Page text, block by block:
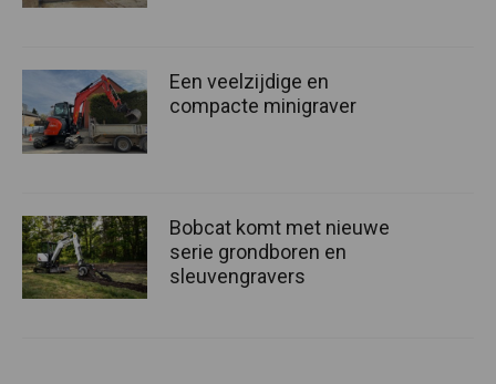
Een veelzijdige en
compacte minigraver
Bobcat komt met nieuwe
serie grondboren en
sleuvengravers